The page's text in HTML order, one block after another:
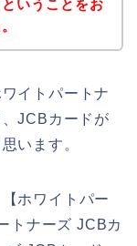
いうことをお
イトパートナ
JCBカードが
います。
ホワイトパー
トナーズ JCBカ